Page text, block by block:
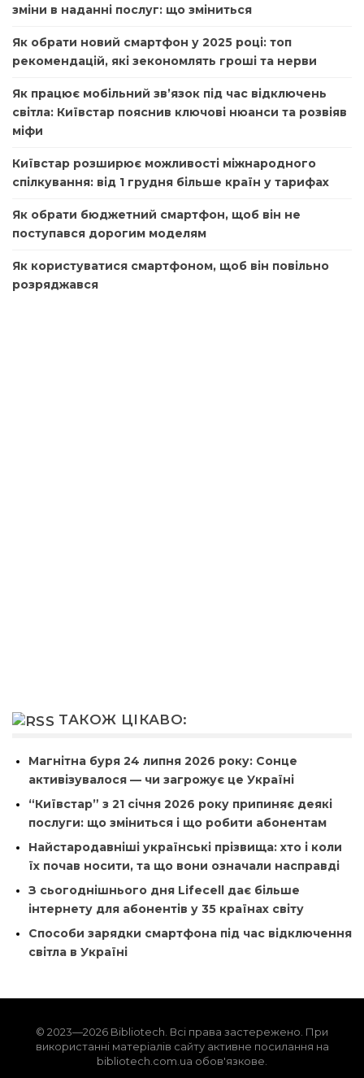
зміни в наданні послуг: що зміниться
Як обрати новий смартфон у 2025 році: топ
рекомендацій, які зекономлять гроші та нерви
Як працює мобільний зв’язок під час відключень
світла: Київстар пояснив ключові нюанси та розвіяв
міфи
Київстар розширює можливості міжнародного
спілкування: від 1 грудня більше країн у тарифах
Як обрати бюджетний смартфон, щоб він не
поступався дорогим моделям
Як користуватися смартфоном, щоб він повільно
розряджався
ТАКОЖ ЦІКАВО:
Магнітна буря 24 липня 2026 року: Сонце
активізувалося — чи загрожує це Україні
“Київстар” з 21 січня 2026 року припиняє деякі
послуги: що зміниться і що робити абонентам
Найстародавніші українські прізвища: хто і коли
їх почав носити, та що вони означали насправді
З сьогоднішнього дня Lifecell дає більше
інтернету для абонентів у 35 країнах світу
Способи зарядки смартфона під час відключення
світла в Україні
© 2023—2026 Bibliotech. Всі права застережено. При
використанні матеріалів сайту активне посилання на
bibliotech.com.ua обов'язкове.